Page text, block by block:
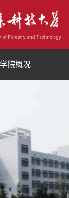
学院概况